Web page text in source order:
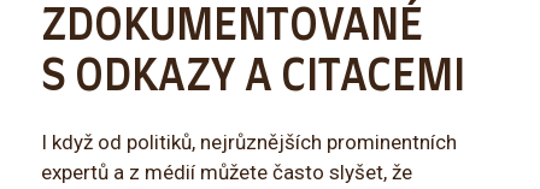
ZDOKUMENTOVANÉ
S ODKAZY A CITACEMI
I když od politiků, nejrůznějších prominentních
expertů a z médií můžete často slyšet, že